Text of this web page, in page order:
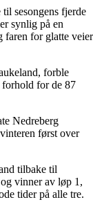
sesongens fjerde
synlig på en
faren for glatte veier
forble
for de 87
Nedreberg
først over
tilbake til
vinner av løp 1,
tider på alle tre.